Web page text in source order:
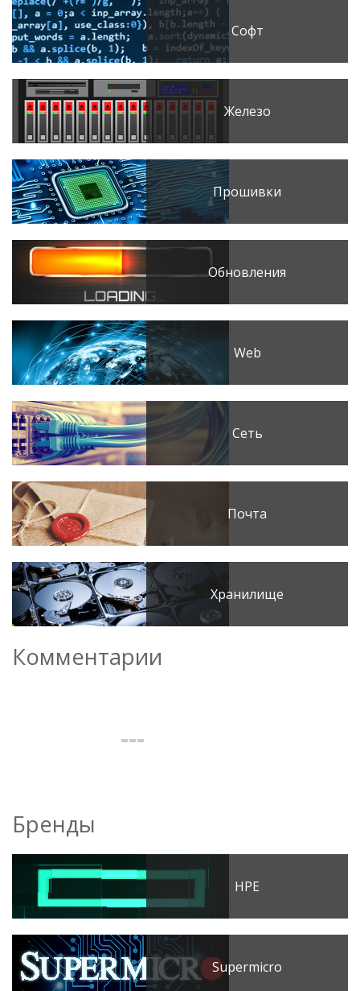
Софт
Железо
Прошивки
Обновления
Web
Сеть
Почта
Хранилище
Комментарии
Бренды
HPE
Supermicro